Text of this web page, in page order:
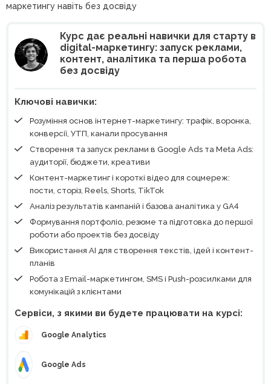
маркетингу навіть без досвіду
Курс дає реальні навички для старту в
digital-маркетингу: запуск реклами,
контент, аналітика та перша робота
без досвіду
Ключові навички:
Розуміння основ інтернет-маркетингу: трафік, воронка,
конверсії, УТП, канали просування
Створення та запуск реклами в Google Ads та Meta Ads:
аудиторії, бюджети, креативи
Контент-маркетинг і короткі відео для соцмереж:
пости, сторіз, Reels, Shorts, TikTok
Аналіз результатів кампаній і базова аналітика у GA4
Формування портфоліо, резюме та підготовка до першої
роботи або проектів без досвіду
Використання AI для створення текстів, ідей і контент-
планів
Робота з Email-маркетингом, SMS і Push-розсилками для
комунікацій з клієнтами
Сервіси, з якими ви будете працювати на курсі:
Google Analytics
Google Ads